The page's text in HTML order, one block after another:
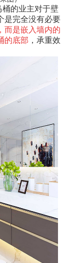
的业主对于壁
是完全没有必要
而是嵌入墙内的
的底部 ，承重效